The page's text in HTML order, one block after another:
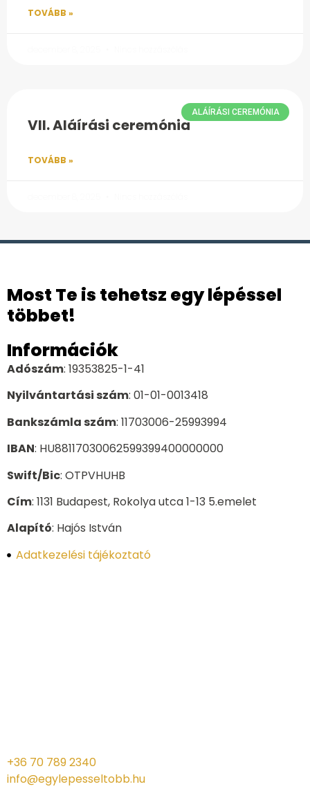
TOVÁBB »
ALÁÍRÁSI CEREMÓNIA
VII. Aláírási ceremónia
TOVÁBB »
Most Te is tehetsz egy lépéssel
többet!
Információk
Adószám: 19353825-1-41
Nyilvántartási szám: 01-01-0013418
Bankszámla szám: 11703006-25993994
IBAN: HU88117030062599399400000000
Swift/Bic: OTPVHUHB
Cím: 1131 Budapest, Rokolya utca 1-13 5.emelet
Alapító: Hajós István
Adatkezelési tájékoztató
+36 70 789 2340
info@egylepesseltobb.hu